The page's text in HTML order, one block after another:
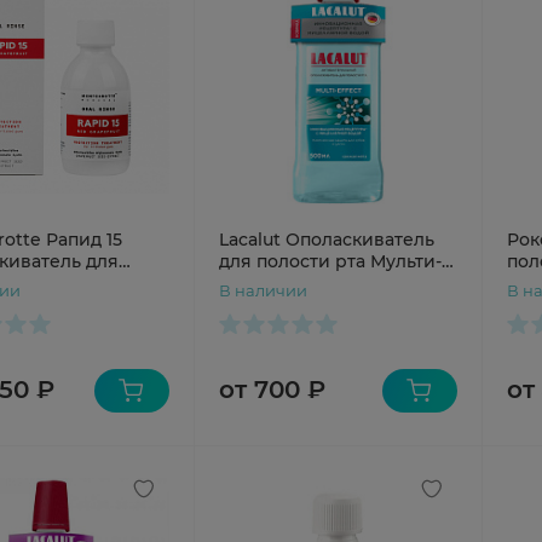
Рапид 15
для
рта Красный
₽
Lacalut Ополаскиватель
для полости рта Мульти-
эффект
В наличии
от 700 ₽
В